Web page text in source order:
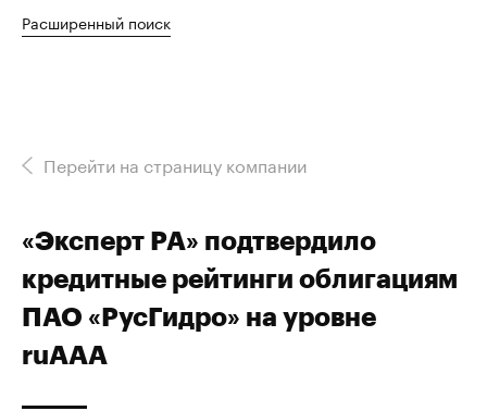
Расширенный поиск
Перейти на страницу компании
«Эксперт РА» подтвердило
кредитные рейтинги облигациям
ПАО «РусГидро» на уровне
ruAAA